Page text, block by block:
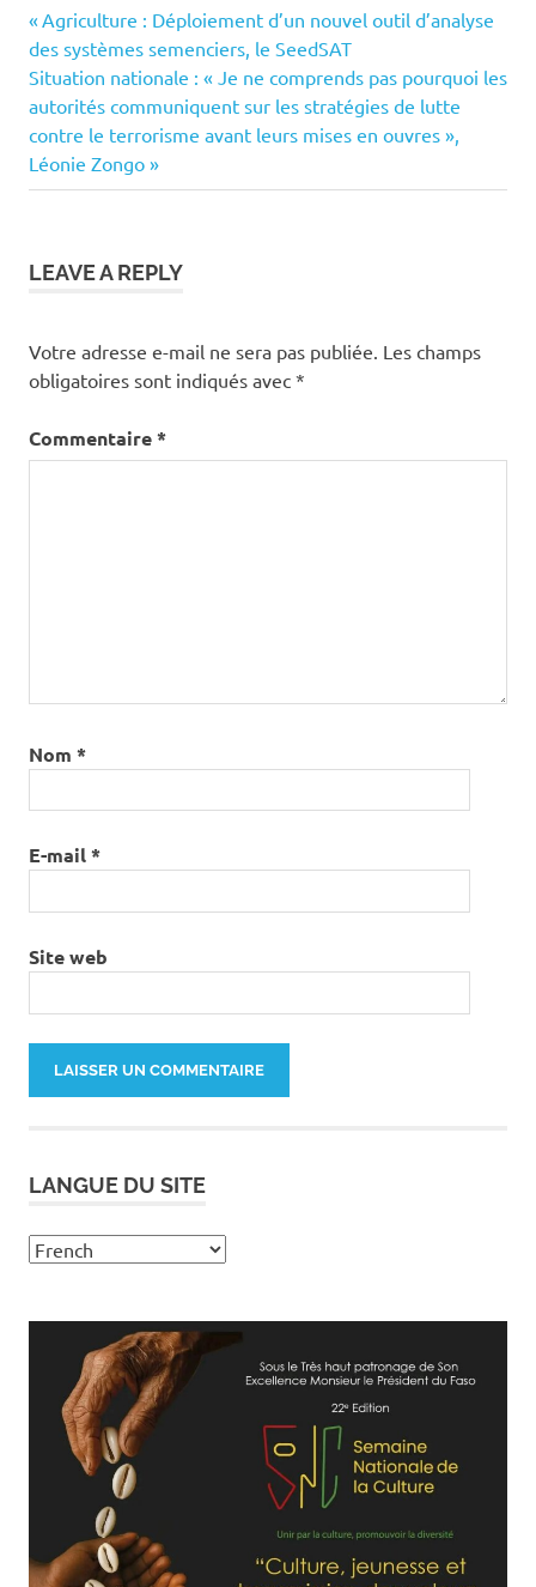
Navigation
de
l’article
Previous
Post:
Agriculture : Déploiement d’un nouvel outil d’analyse
des systèmes semenciers, le SeedSAT
Next
Post:
Situation nationale : « Je ne comprends pas pourquoi les
autorités communiquent sur les stratégies de lutte
contre le terrorisme avant leurs mises en ouvres »,
Léonie Zongo
LEAVE A REPLY
Votre adresse e-mail ne sera pas publiée. Les champs
obligatoires sont indiqués avec *
Commentaire*
Nom *
E-mail*
Site web
LANGUE DU SITE